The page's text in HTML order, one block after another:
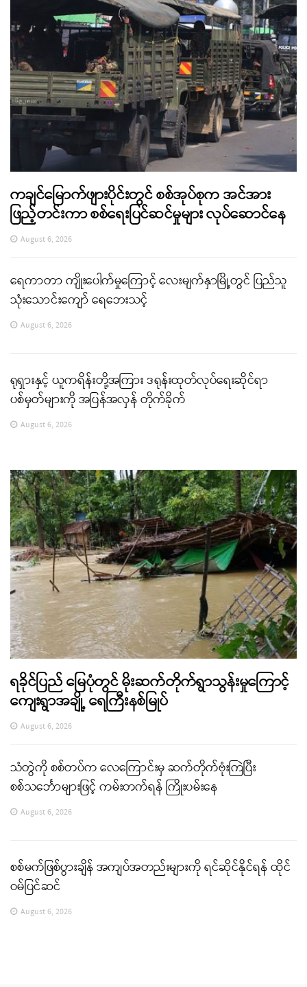
ကချင်မြောက်ဖျားပိုင်းတွင် စစ်အုပ်စုက အင်အား
ဖြည့်တင်းကာ စစ်ရေးပြင်ဆင်မှုများ လုပ်ဆောင်နေ
August 6, 2026
ရေကာတာ ကျိုးပေါက်မှုကြောင့် လေးမျက်နှာမြို့တွင် ပြည်သူ
သုံးသောင်းကျော် ရေဘေးသင့်
August 6, 2026
ရုရှားနှင့် ယူကရိန်းတို့အကြား ဒရုန်းထုတ်လုပ်ရေးဆိုင်ရာ
ပစ်မှတ်များကို အပြန်အလှန် တိုက်ခိုက်
August 6, 2026
ရခိုင်ပြည် မြေပုံတွင် မိုးဆက်တိုက်ရွာသွန်းမှုကြောင့်
ကျေးရွာအချို့ ရေကြီးနစ်မြုပ်
August 6, 2026
သံတွဲကို စစ်တပ်က လေကြောင်းမှ ဆက်တိုက်ဗုံးကြဲပြီး
စစ်သင်္ဘောများဖြင့် ကမ်းတက်ရန် ကြိုးပမ်းနေ
August 6, 2026
စစ်မက်ဖြစ်ပွားချိန် အကျပ်အတည်းများကို ရင်ဆိုင်နိုင်ရန် ထိုင်
ဝမ်ပြင်ဆင်
August 6, 2026